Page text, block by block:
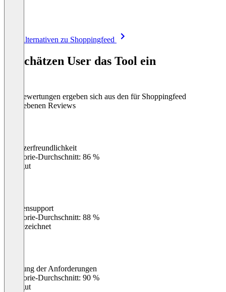
Alle Alternativen zu Shoppingfeed
So schätzen User das Tool ein
Die Bewertungen ergeben sich aus den für Shoppingfeed
abgegebenen Reviews
Benutzerfreundlichkeit
Kategorie-Durchschnitt: 86 %
Sehr gut
Kundensupport
Kategorie-Durchschnitt: 88 %
Ausgezeichnet
Erfüllung der Anforderungen
Kategorie-Durchschnitt: 90 %
Sehr gut